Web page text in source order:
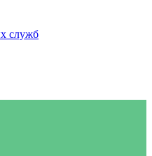
служб